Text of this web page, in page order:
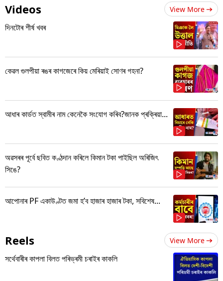
Videos View More
দিনটোৰ শীৰ্ষ খবৰ
কেৱল গুলপীয়া ৰঙৰ কাগজেৰে কিয় মেৰিয়াই সোণৰ গহনা?
আধাৰ কাৰ্ডত স্বামীৰ নাম কেনেকৈ সংযোগ কৰিব?জানক প্ৰক্ৰিয়া...
অৱসৰৰ পূৰ্বে ছবিত কণ্ঠদান কৰিলে কিমান টকা পাইছিল অৰিজিৎ
সিঙে?
আপোনাৰ PF একাউণ্টত জমা হ’ব হাজাৰ হাজাৰ টকা, সবিশেষ...
Reels View More
সৰ্থেবাৰীৰ কাপলা বিলত পৰিভ্ৰমী চৰাইৰ কাকলি